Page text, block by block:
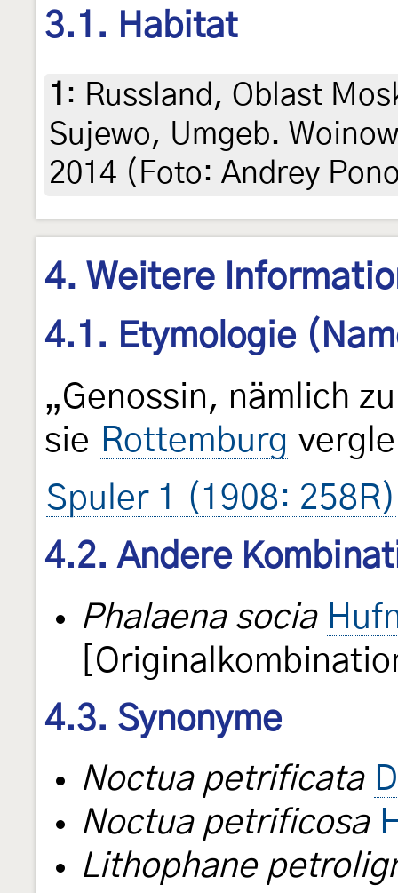
3.1. Habitat
1 : Russland, Oblast
Sujewo, Umgeb.
2014 (Foto: Andrey
4. Weitere
4.1. Etymologie
„Genossin, nämlich
sie Rottemburg
Spuler 1 (1908: 258R)
4.2. Andere
Phalaena socia
4.3. Synonyme
Noctua petrificata
Noctua petrificosa
Lithophane